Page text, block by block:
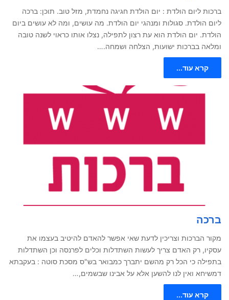
ברכות ליום הולדת : יום הולדת חגיגה נחמדת, מזל טוב. תוכן: ברכה
ליום הולדת. סגולות ומנהגי יום הולדת. מה עושים, ומה לא עושים ביום
הולדת. יום הולדת הוא עת רצון לתפילה, נצלו אותו כראוי לשנה טובה
ומלאה בברכות ישועות, הצלחה ושמחה.…
קרא עוד...
ברכה
מקור הברכות וצריכין לדעת שאי אפשר להאדם להיטיב בעצמו את
עסקיו, רק האדם צריך לעשות השתדלות וכלים לפרנסה וכן השתדלות
בתפילה כי הכל רק מהשם יתברך כמבואר בש"ס מסכת סוטה : בעקבתא
דמשיחא ואין לנו להשען אלא על אבינו שבשמים,…
קרא עוד...